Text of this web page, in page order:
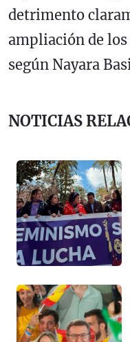
detrimento
ampliación de
según Nayara
NOTICIAS